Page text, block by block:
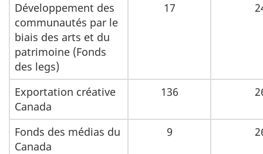
Développement des
communautés par le
biais des arts et du
patrimoine (Fonds
des legs)
17
Exportation créative
Canada
136
Fonds des médias du
Canada
9